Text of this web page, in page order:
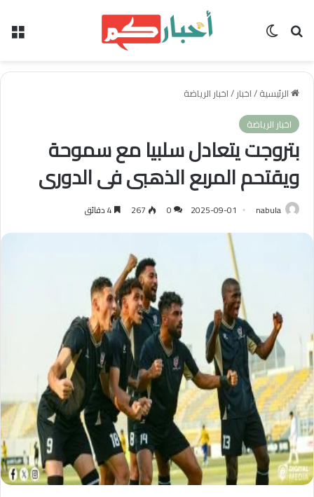
بحث عن الوضع المظلم
الرئيسية/اخبار/اخبار الرياضة
اخبار الرياضة
بتروجت يتعادل سلبيا مع سموحة
ويقتحم المربع الذهبى فى الدورى
nabula
2025-09-01
0
267